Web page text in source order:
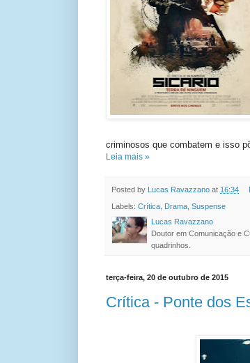
criminosos que combatem e isso
Leia mais »
Posted by Lucas Ravazzano at 16:34
Labels: Crítica Drama Suspense
Lucas Ravazzano
Doutor em Comunicação e
quadrinhos.
terça-feira, 20 de outubro de 2015
Crítica - Ponte dos